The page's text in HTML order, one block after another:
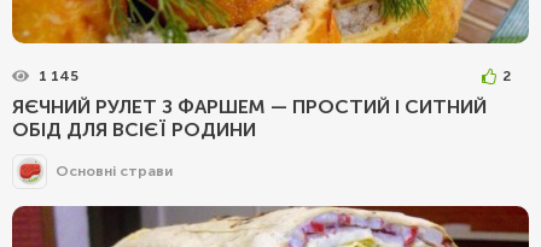
1 145 2
ЯЄЧНИЙ РУЛЕТ З ФАРШЕМ — ПРОСТИЙ І СИТНИЙ
ОБІД ДЛЯ ВСІЄЇ РОДИНИ
Основні страви